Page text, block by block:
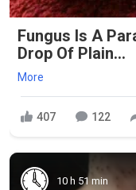
Fungus Is A
Drop Of Plain...
More
407 122
10 h 51 min